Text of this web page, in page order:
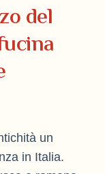
del
un
in Italia.